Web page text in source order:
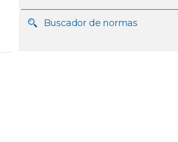
Buscador de normas